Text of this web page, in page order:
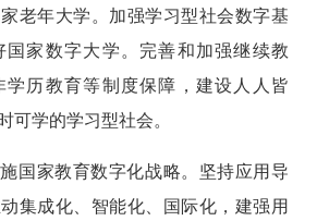
老年大学。加强学习型社会数字基
国家数字大学。完善和加强继续教
学历教育等制度保障，建设人人皆
可学的学习型社会。
施国家教育数字化战略。坚持应用导
集成化、智能化、国际化，建强用